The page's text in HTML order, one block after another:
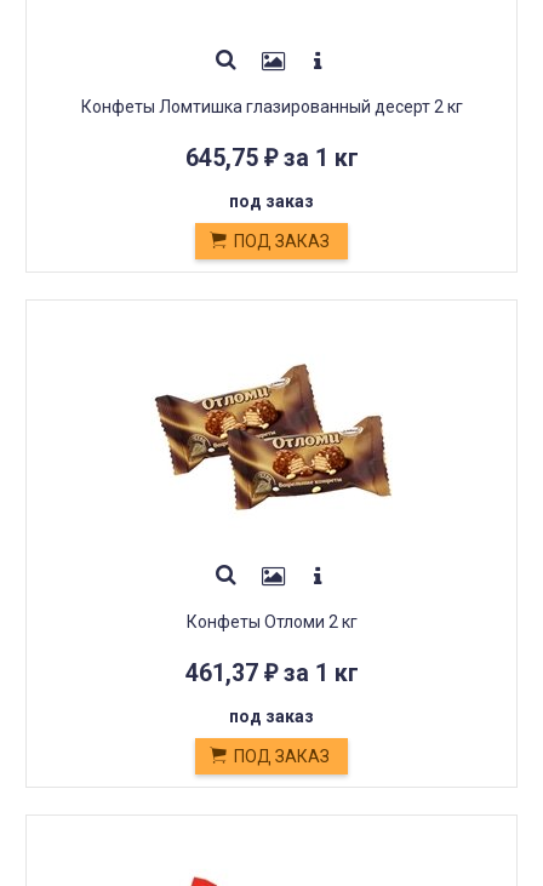
Конфеты Ломтишка глазированный десерт 2 кг
645,75 ₽за 1 кг
под заказ
ПОД ЗАКАЗ
Конфеты Отломи 2 кг
461,37 ₽за 1 кг
под заказ
ПОД ЗАКАЗ